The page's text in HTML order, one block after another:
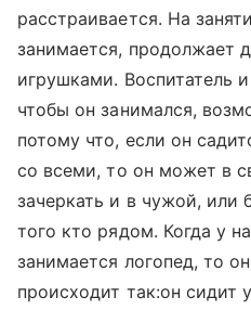
расстраивается. На
занимается, продолжает
игрушками. Воспитатель
чтобы он занимался,
потому что, если он
со всеми, то он может в
зачеркать и в чужой, или
того кто рядом. Когда у
занимается логопед, то
происходит так:он сидит